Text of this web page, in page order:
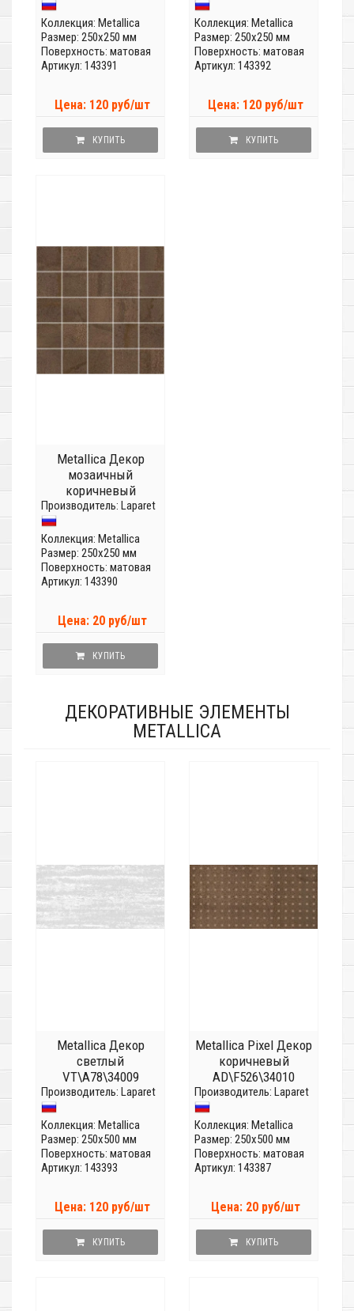
Коллекция: Metallica
Размер: 250x250 мм
Поверхность: матовая
Артикул: 143391
Цена: 120 руб/шт
КУПИТЬ
Коллекция: Metallica
Размер: 250x250 мм
Поверхность: матовая
Артикул: 143392
Цена: 120 руб/шт
КУПИТЬ
Metallica Декор
мозаичный
коричневый
MM34035
Производитель: Laparet
Коллекция: Metallica
Размер: 250x250 мм
Поверхность: матовая
Артикул: 143390
Цена: 20 руб/шт
КУПИТЬ
ДЕКОРАТИВНЫЕ ЭЛЕМЕНТЫ
METALLICA
Metallica Декор
светлый
VT\A78\34009
Производитель: Laparet
Коллекция: Metallica
Размер: 250x500 мм
Поверхность: матовая
Артикул: 143393
Цена: 120 руб/шт
КУПИТЬ
Metallica Pixel Декор
коричневый
AD\F526\34010
Производитель: Laparet
Коллекция: Metallica
Размер: 250x500 мм
Поверхность: матовая
Артикул: 143387
Цена: 20 руб/шт
КУПИТЬ